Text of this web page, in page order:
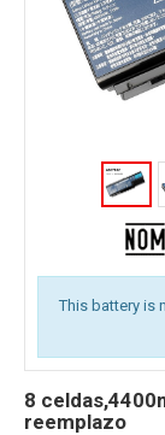
This battery is
8
reemplazo